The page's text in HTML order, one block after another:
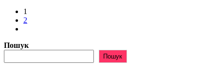
1
2
Пошук
Пошук